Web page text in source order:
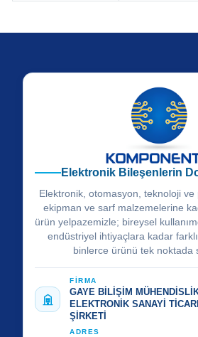
Elektronik Bileşenlerin
Elektronik, otomasyon, teknoloji
ekipman ve sarf malzemelerine
ürün yelpazemizle; bireysel
endüstriyel ihtiyaçlara kadar
binlerce ürünü tek noktada
FİRMA
GAYE BİLİŞİM
ELEKTRONİK SANAYİ
ŞİRKETİ
ADRES